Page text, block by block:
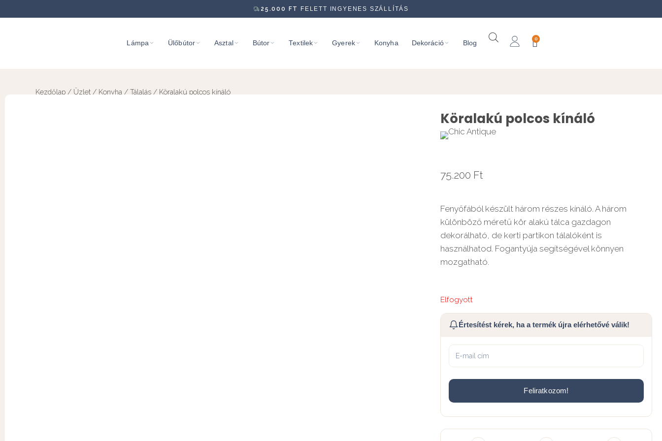
25.000 FT FELETT INGYENES SZÁLLÍTÁS
Lámpa Ülőbútor Asztal Bútor Textilek Gyerek Konyha Dekoráció Blog
0
Kezdőlap / Üzlet / Konyha / Tálalás / Köralakú polcos kínáló
Köralakú polcos kínáló
75.200 Ft
Fenyőfából készült három részes kínáló. A három
különböző méretű kör alakú tálca gazdagon
dekorálható, de kerti partikon tálalóként is
használhatod. Fogantyúja segítségével könnyen
mozgatható.
Elfogyott
Értesítést kérek, ha a termék újra elérhetővé válik!
Feliratkozom!